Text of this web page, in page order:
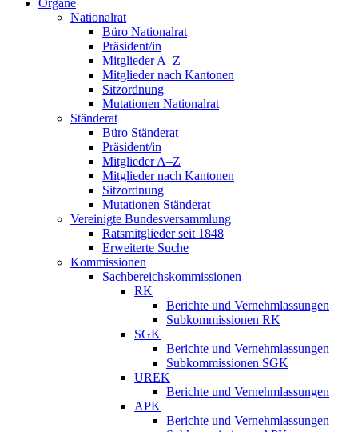
Organe
Nationalrat
Büro Nationalrat
Präsident/in
Mitglieder A–Z
Mitglieder nach Kantonen
Sitzordnung
Mutationen Nationalrat
Ständerat
Büro Ständerat
Präsident/in
Mitglieder A–Z
Mitglieder nach Kantonen
Sitzordnung
Mutationen Ständerat
Vereinigte Bundesversammlung
Ratsmitglieder seit 1848
Erweiterte Suche
Kommissionen
Sachbereichskommissionen
RK
Berichte und Vernehmlassungen
Subkommissionen RK
SGK
Berichte und Vernehmlassungen
Subkommissionen SGK
UREK
Berichte und Vernehmlassungen
APK
Berichte und Vernehmlassungen